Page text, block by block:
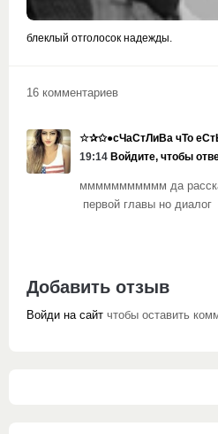
блеклый отголосок надежды.
16 комментариев
☆✰✩●сЧаСтЛиВа чТо
19:14 Войдите, чтобы
ммммммммммм да
первой главы но
Добавить отзыв
Войди на сайт чтобы оставить